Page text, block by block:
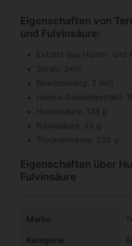
Eigenschaften von
und Fulvinsäure:
Extrakt aus Humin- und
Spray: 3ml/l
Bewässerung: 2 ml/l
Humus Gesamtextrakt:
Huminsäure: 133 g
Fulvinsäure: 33 g
Trockenmasse: 200 g
Eigenschaften über
Fulvinsäure
Marke
Kategorie